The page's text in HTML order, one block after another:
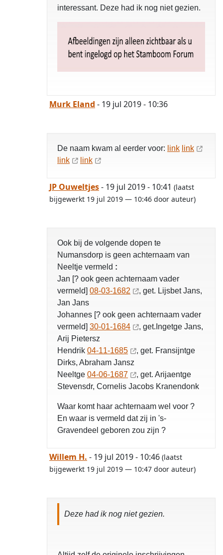
interessant. Deze had ik nog niet gezien.
Murk Eland - 19 jul 2019 - 10:36
De naam kwam al eerder voor: link link
link
link
JP Ouweltjes- 19 jul 2019 - 10:41 (laatst
bijgewerkt 19 jul 2019 — 10:46 door auteur)
Ook bij de volgende dopen te
Numansdorp is geen achternaam van
Neeltje vermeld :
Jan [? ook geen achternaam vader
vermeld] 08-03-1682
, get. Lijsbet Jans,
Jan Jans
Johannes [? ook geen achternaam vader
vermeld] 30-01-1684
, get.Ingetge Jans,
Arij Pietersz
Hendrik 04-11-1685
, get. Fransijntge
Dirks, Abraham Jansz
Neeltge 04-06-1687
, get. Arijaentge
Stevensdr, Cornelis Jacobs Kranendonk
Waar komt haar achternaam wel voor ?
En waar is vermeld dat zij in 's-
Gravendeel geboren zou zijn ?
Willem H. - 19 jul 2019 - 10:46 (laatst
bijgewerkt 19 jul 2019 — 10:47 door auteur)
Deze had ik nog niet gezien.